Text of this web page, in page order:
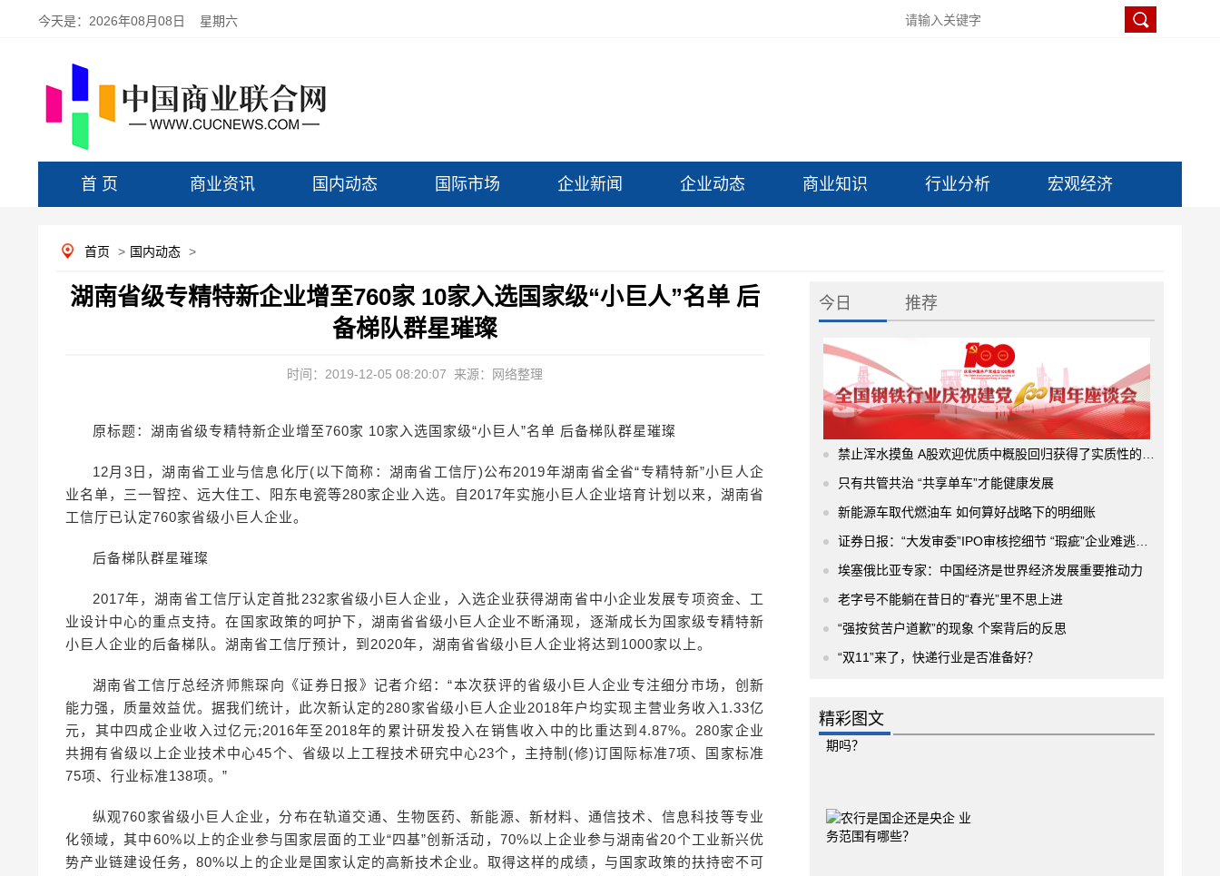
今天是： 2026年08月08日 星期六
首 页 商业资讯 国内动态 国际市场 企业新闻 企业动态 商业知识 行业分析 宏观经济
首页 > 国内动态 >
湖南省级专精特新企业增至760家 10家入选国家级“小巨人”名单 后
备梯队群星璀璨
时间：2019-12-05 08:20:07 来源：网络整理
原标题：湖南省级专精特新企业增至760家 10家入选国家级“小巨人”名单 后备梯队群星璀璨
12月3日，湖南省工业与信息化厅(以下简称：湖南省工信厅)公布2019年湖南省全省“专精特新”小巨人企
业名单，三一智控、远大住工、阳东电瓷等280家企业入选。自2017年实施小巨人企业培育计划以来，湖南省
工信厅已认定760家省级小巨人企业。
后备梯队群星璀璨
2017年，湖南省工信厅认定首批232家省级小巨人企业，入选企业获得湖南省中小企业发展专项资金、工
业设计中心的重点支持。在国家政策的呵护下，湖南省省级小巨人企业不断涌现，逐渐成长为国家级专精特新
小巨人企业的后备梯队。湖南省工信厅预计，到2020年，湖南省省级小巨人企业将达到1000家以上。
湖南省工信厅总经济师熊琛向《证券日报》记者介绍：“本次获评的省级小巨人企业专注细分市场，创新
能力强，质量效益优。据我们统计，此次新认定的280家省级小巨人企业2018年户均实现主营业务收入1.33亿
元，其中四成企业收入过亿元;2016年至2018年的累计研发投入在销售收入中的比重达到4.87%。280家企业
共拥有省级以上企业技术中心45个、省级以上工程技术研究中心23个，主持制(修)订国际标准7项、国家标准
75项、行业标准138项。”
纵观760家省级小巨人企业，分布在轨道交通、生物医药、新能源、新材料、通信技术、信息科技等专业
化领域，其中60%以上的企业参与国家层面的工业“四基”创新活动，70%以上企业参与湖南省20个工业新兴优
势产业链建设任务，80%以上的企业是国家认定的高新技术企业。取得这样的成绩，与国家政策的扶持密不可
今日 推荐
禁止浑水摸鱼 A股欢迎优质中概股回归获得了实质性的进展
只有共管共治 “共享单车”才能健康发展
新能源车取代燃油车 如何算好战略下的明细账
证券日报：“大发审委”IPO审核挖细节 “瑕疵”企业难逃法眼
埃塞俄比亚专家：中国经济是世界经济发展重要推动力
老字号不能躺在昔日的“春光”里不思上进
“强按贫苦户道歉”的现象 个案背后的反思
“双11”来了，快递行业是否准备好？
精彩图文